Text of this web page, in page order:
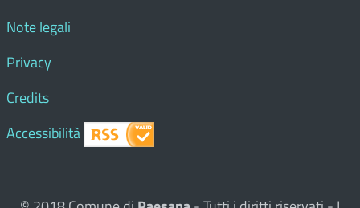
Note legali
Privacy
Credits
Accessibilità